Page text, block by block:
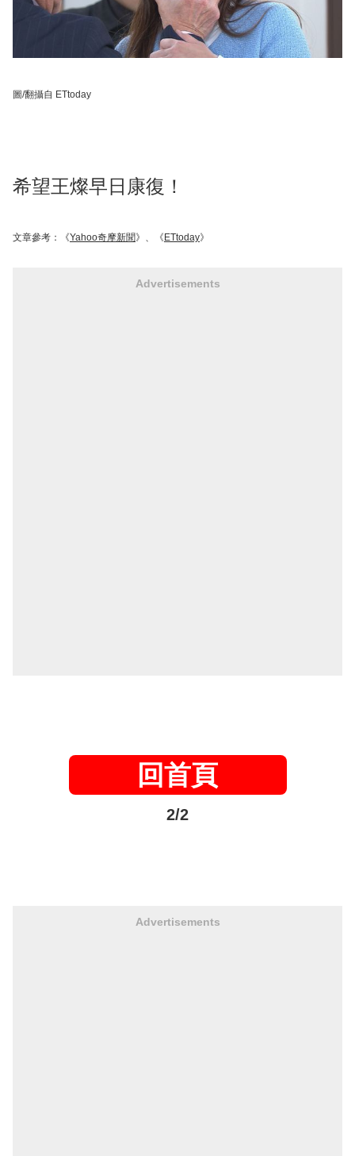
圖/翻攝自 ETtoday
希望王燦早日康復！
文章參考：《Yahoo奇摩新聞》、《ETtoday》
Advertisements
回首頁
2/2
Advertisements